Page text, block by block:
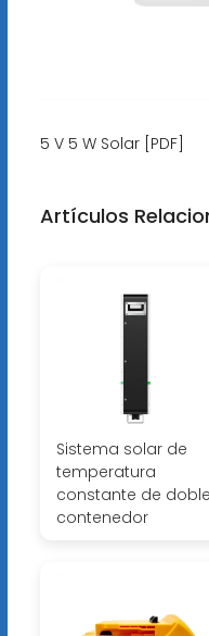
5 V 5 W Solar [PDF]
Artículos
Sistema solar de
temperatura
constante de doble
contenedor